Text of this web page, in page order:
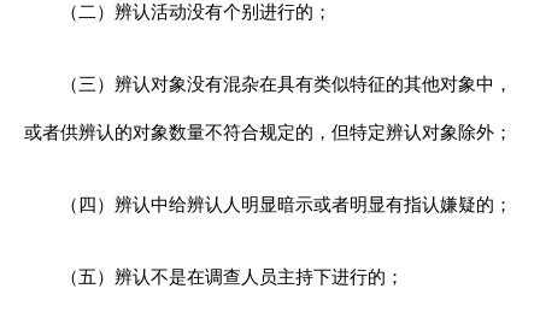
（二）辨认活动没有个别进行的；
（三）辨认对象没有混杂在具有类似特征的其他对象中，
或者供辨认的对象数量不符合规定的，但特定辨认对象除外；
（四）辨认中给辨认人明显暗示或者明显有指认嫌疑的；
（五）辨认不是在调查人员主持下进行的；